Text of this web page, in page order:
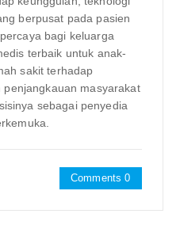
berpusat pada pasien
bagi keluarga
terbaik untuk anak-
sakit terhadap
masyarakat
sebagai penyedia
Comments 0